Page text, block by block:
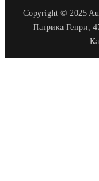
Copyright © 2025
Патрика Генри,